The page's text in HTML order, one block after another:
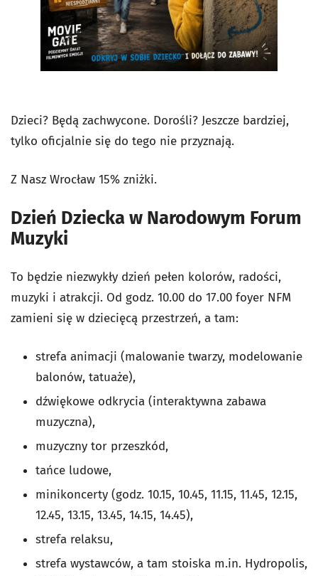
Dzieci? Będą zachwycone. Dorośli? Jeszcze bardziej,
tylko oficjalnie się do tego nie przyznają.
Z Nasz Wrocław 15% zniżki.
Dzień Dziecka w Narodowym Forum
Muzyki
To będzie niezwykły dzień pełen kolorów, radości,
muzyki i atrakcji. Od godz. 10.00 do 17.00 foyer NFM
zamieni się w dziecięcą przestrzeń, a tam:
strefa animacji (malowanie twarzy, modelowanie
balonów, tatuaże),
dźwiękowe odkrycia (interaktywna zabawa
muzyczna),
muzyczny tor przeszkód,
tańce ludowe,
minikoncerty (godz. 10.15, 10.45, 11.15, 11.45, 12.15,
12.45, 13.15, 13.45, 14.15, 14.45),
strefa relaksu,
strefa wystawców, a tam stoiska m.in. Hydropolis,